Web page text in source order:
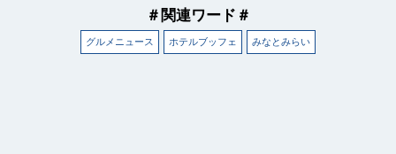
＃関連ワード＃
グルメニュース ホテルブッフェ みなとみらい